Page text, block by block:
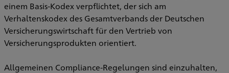
einem Basis-Kodex verpflichtet, der sich am
Verhaltenskodex des Gesamtverbands der Deutschen
Versicherungswirtschaft für den Vertrieb von
Versicherungsprodukten orientiert.
Allgemeinen Compliance-Regelungen sind einzuhalten,